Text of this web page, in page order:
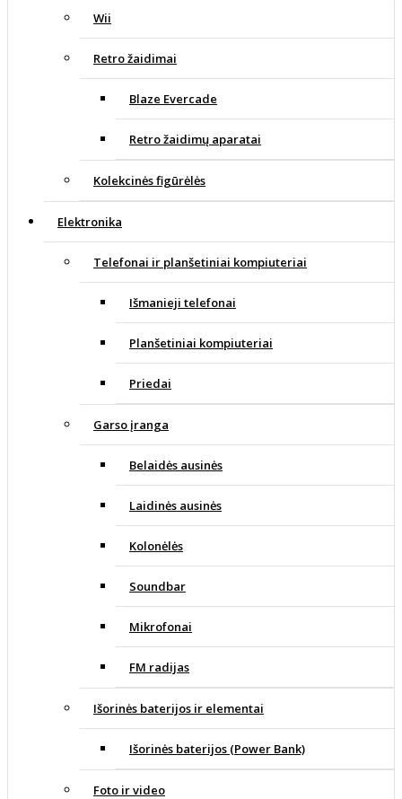
Wii
Retro žaidimai
Blaze Evercade
Retro žaidimų aparatai
Kolekcinės figūrėlės
Elektronika
Telefonai ir planšetiniai kompiuteriai
Išmanieji telefonai
Planšetiniai kompiuteriai
Priedai
Garso įranga
Belaidės ausinės
Laidinės ausinės
Kolonėlės
Soundbar
Mikrofonai
FM radijas
Išorinės baterijos ir elementai
Išorinės baterijos (Power Bank)
Foto ir video